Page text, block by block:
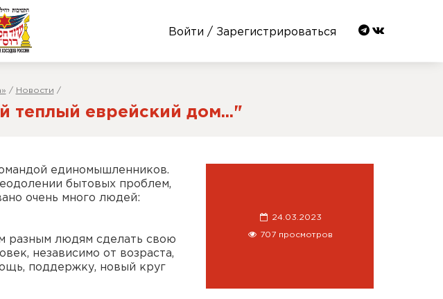
Войти / Зарегистрироваться
/ Новости /
теплый еврейский дом..."
единомышленников.
бытовых проблем,
очень много людей:
разным людям сделать свою
независимо от возраста,
поддержку, новый круг
24.03.2023
707 просмотров